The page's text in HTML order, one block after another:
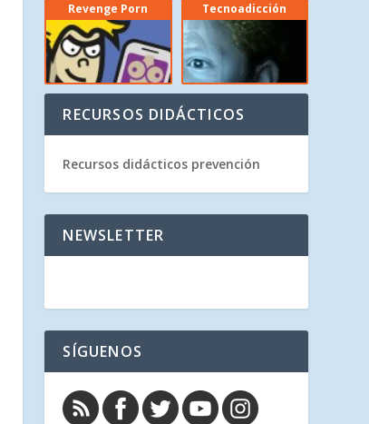
Revenge Porn Tecnoadicción
RECURSOS DIDÁCTICOS
Recursos didácticos prevención
NEWSLETTER
SÍGUENOS